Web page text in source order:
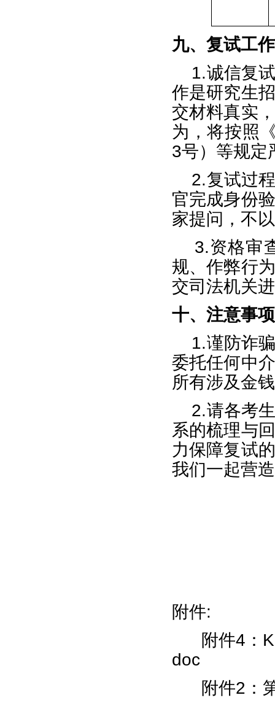
九、复试工
1.诚信复
作是研究生
交材料真实
为，将按照
3号）等规定
2.复试过
官完成身份
家提问，不
3.资格审
规、作弊行
交司法机关
十、注意事项
1.谨防诈
委托任何中
所有涉及金
2.请各考
系的梳理与
力保障复试
我们一起营
附件:
附件4：
doc
附件2：